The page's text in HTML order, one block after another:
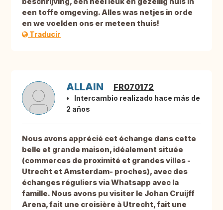
een toffe omgeving. Alles was netjes in orde
en we voelden ons er meteen thuis!
Traducir
ALLAIN FR070172
Intercambio realizado hace más de
2 años
Nous avons apprécié cet échange dans cette
belle et grande maison, idéalement située
(commerces de proximité et grandes villes -
Utrecht et Amsterdam- proches), avec des
échanges réguliers via Whatsapp avec la
famille. Nous avons pu visiter le Johan Cruijff
Arena, fait une croisière à Utrecht, fait une